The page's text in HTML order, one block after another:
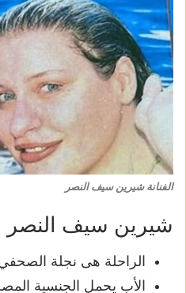
الفنانة شيرين سيف النصر
شيرين سيف النصر
الراحلة هى نجلة
الأب يحمل الجنسية